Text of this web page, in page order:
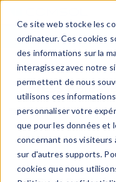
Ce site web stocke les
ordinateur. Ces cookies
des informations sur la
interagissez avec notre
permettent de nous
utilisons ces
personnaliser votre
que pour les données et
concernant nos visiteurs
sur d'autres supports.
cookies que nous
Press
RETOUR